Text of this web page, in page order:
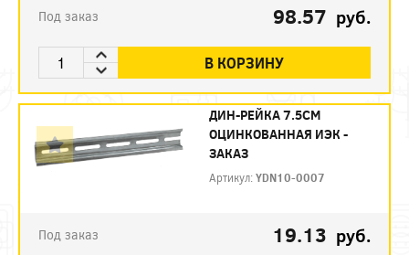
Под заказ 98.57 руб.
В КОРЗИНУ
ДИН-РЕЙКА 7.5СМ
ОЦИНКОВАННАЯ ИЭК -
ЗАКАЗ
Артикул:YDN10-0007
Под заказ 19.13 руб.